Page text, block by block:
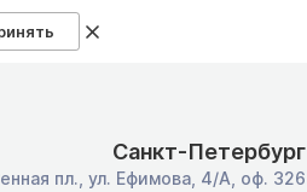
Санкт-Петербург
пл., ул. Ефимова, 4/А, оф. 326